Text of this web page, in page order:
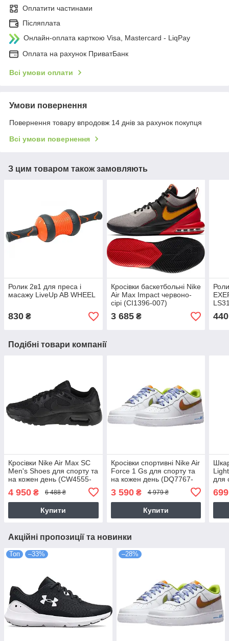
Оплатити частинами
Післяплата
Онлайн-оплата карткою Visa, Mastercard - LiqPay
Оплата на рахунок ПриватБанк
Всі умови оплати
Умови повернення
Повернення товару впродовж 14 днів за рахунок покупця
Всі умови повернення
З цим товаром також замовляють
Ролик 2в1 для преса і
масажу LiveUp AB WHEEL
830 ₴
Кросівки баскетбольні Nike
Air Max Impact червоно-
сірі (CI1396-007)
3 685₴ 440
Подібні товари компанії
Кросівки Nike Air Max SC
Men's Shoes для спорту та
на кожен день (CW4555-
4 950 ₴ 6 488 ₴
Купити
Кросівки спортивні Nike Air
Force 1 Gs для спорту та
на кожен день (DQ7767-
3 590₴ 4 979 ₴
Купити
для
699
Акційні пропозиції та новинки
Топ –33% –28%